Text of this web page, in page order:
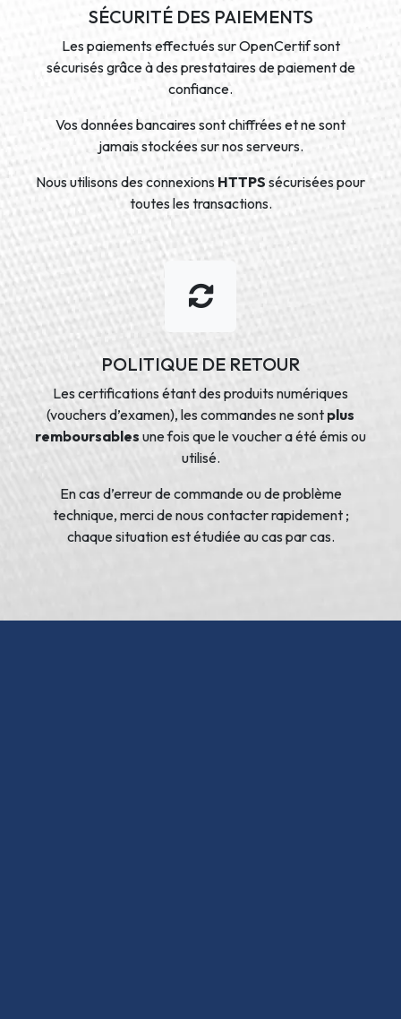
SÉCURITÉ DES PAIEMENTS
Les paiements effectués sur OpenCertif sont
sécurisés grâce à des prestataires de paiement de
confiance.
Vos données bancaires sont chiffrées et ne sont
jamais stockées sur nos serveurs.
Nous utilisons des connexions HTTPS sécurisées pour
toutes les transactions.
POLITIQUE DE RETOUR
Les certifications étant des produits numériques
(vouchers d’examen), les commandes ne sont plus
remboursables une fois que le voucher a été émis ou
utilisé.
En cas d’erreur de commande ou de problème
technique, merci de nous contacter rapidement ;
chaque situation est étudiée au cas par cas.